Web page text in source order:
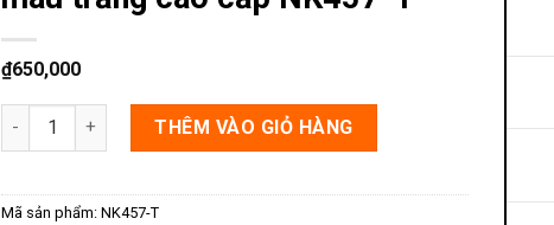
₫650,000
Móc treo tường dạng đầu hươu màu trắng cao cấp NK457-T số lượng
THÊM VÀO GIỎ HÀNG
Mã sản phẩm:NK457-T